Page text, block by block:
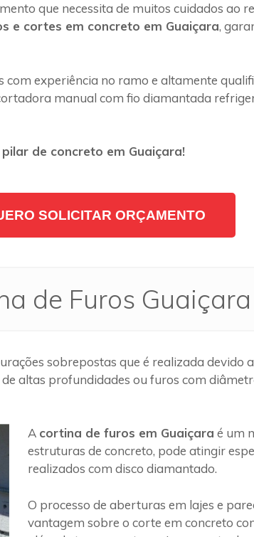
que necessita de muitos cuidados ao
e cortes em concreto em Guaiçara,
experiência no ramo e altamente
manual com fio diamantada
de concreto em Guaiçara!
SOLICITAR ORÇAMENTO
de Furos Guaiçara
sobrepostas que é realizada devido
altas profundidades ou furos com
A cortina de furos em Guaiçara é um
estruturas de concreto, pode atingir
realizados com disco diamantado.
O processo de aberturas em lajes e
vantagem sobre o corte em concreto